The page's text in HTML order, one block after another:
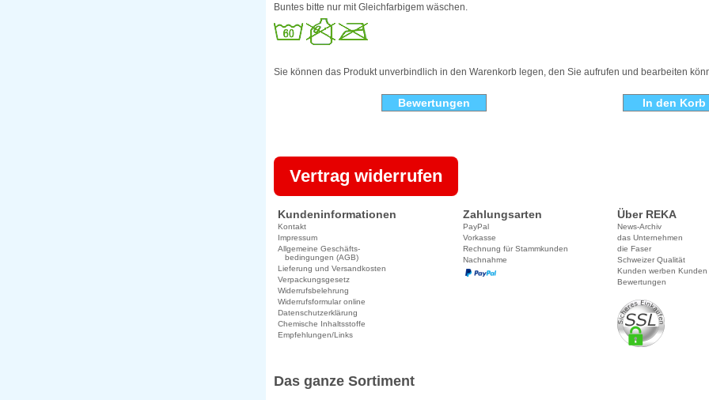
Buntes bitte nur mit Gleichfarbigem wäschen.
Sie können das Produkt unverbindlich in den Warenkorb legen, den Sie aufrufen und bearbeiten
Bewertungen
Vertrag widerrufen
Kundeninformationen
Kontakt
Impressum
Allgemeine Geschäfts-
bedingungen (AGB)
Lieferung und Versandkosten
Verpackungsgesetz
Widerrufsbelehrung
Widerrufsformular online
Datenschutzerklärung
Chemische Inhaltsstoffe
Empfehlungen/Links
Zahlungsarten
PayPal
Vorkasse
Rechnung für Stammkunden
Nachnahme
Über REKA
News-Archiv
das Unternehmen
die Faser
Schweizer Qualität
Kunden werben Kunden
Bewertungen
Das ganze Sortiment